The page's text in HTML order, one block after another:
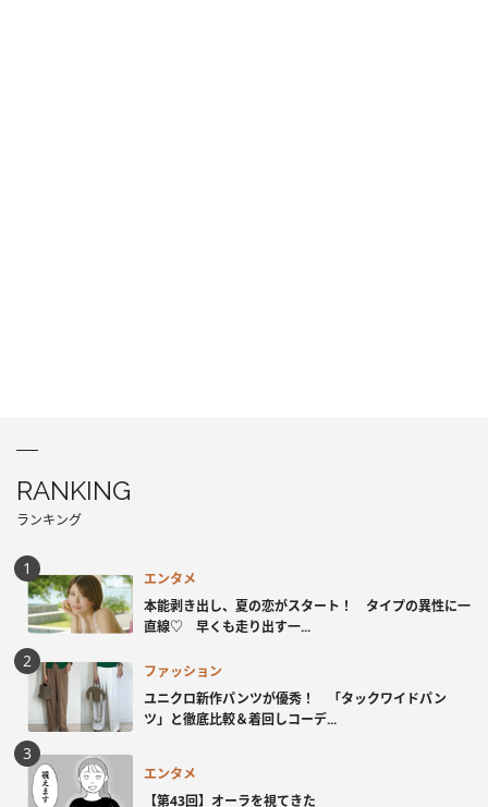
RANKING
ランキング
エンタメ
本能剥き出し、夏の恋がスタート！ タイプの異性に一
直線♡ 早くも走り出す一...
ファッション
ユニクロ新作パンツが優秀！ 「タックワイドパン
ツ」と徹底比較＆着回しコーデ...
エンタメ
【第43回】オーラを視てきた